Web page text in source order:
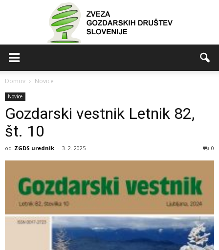
Domov Novice
Novice
Gozdarski vestnik Letnik 82,
št. 10
od ZGDS urednik - 3. 2. 2025 0